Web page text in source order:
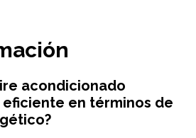
acondicionado
eficiente en términos de